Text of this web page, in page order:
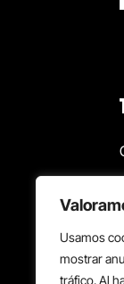
Usamos
mostrar
tráfico. Al